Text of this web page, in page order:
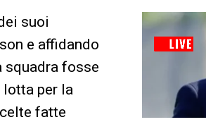
suoi
e affidando
squadra fosse
lotta per la
fatte